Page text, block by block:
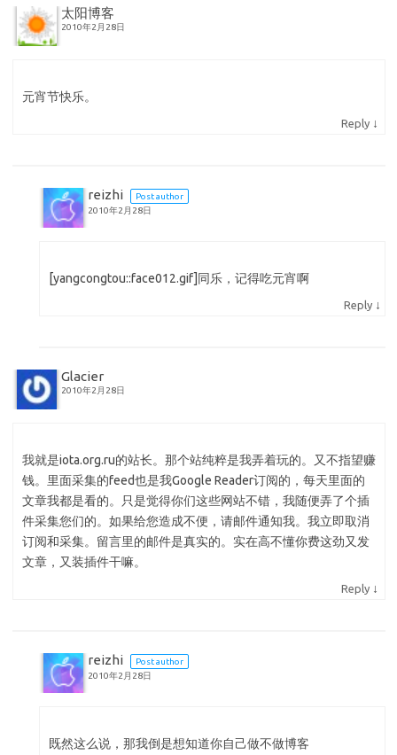
太阳博客
2010年2月28日
元宵节快乐。
Reply ↓
reizhi
Post author
2010年2月28日
[yangcongtou::face012.gif]同乐，记得吃元宵啊
Reply ↓
Glacier
2010年2月28日
我就是iota.org.ru的站长。那个站纯粹是我弄着玩的。又不指望赚
钱。里面采集的feed也是我Google Reader订阅的，每天里面的
文章我都是看的。只是觉得你们这些网站不错，我随便弄了个插
件采集您们的。如果给您造成不便，请邮件通知我。我立即取消
订阅和采集。留言里的邮件是真实的。实在高不懂你费这劲又发
文章，又装插件干嘛。
Reply ↓
reizhi
Post author
2010年2月28日
既然这么说，那我倒是想知道你自己做不做博客